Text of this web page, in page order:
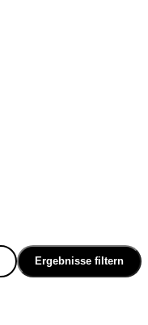
Ergebnisse filtern